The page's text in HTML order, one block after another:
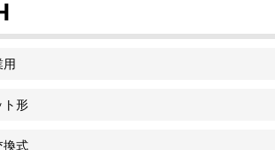
ト形
換式